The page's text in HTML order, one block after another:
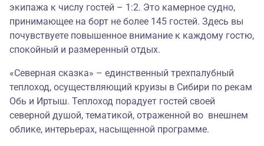
экипажа к числу гостей – 1:2. Это камерное судно,
принимающее на борт не более 145 гостей. Здесь вы
почувствуете повышенное внимание к каждому гостю,
спокойный и размеренный отдых.
«Северная сказка» – единственный трехпалубный
теплоход, осуществляющий круизы в Сибири по рекам
Обь и Иртыш. Теплоход порадует гостей своей
северной душой, тематикой, отраженной во внешнем
облике, интерьерах, насыщенной программе.